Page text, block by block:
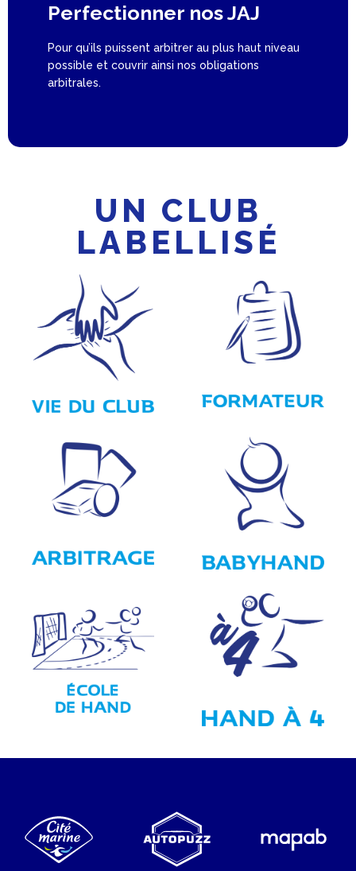
Perfectionner nos JAJ
Pour qu’ils puissent arbitrer au plus haut niveau
possible et couvrir ainsi nos obligations
arbitrales.
UN CLUB
LABELLISÉ